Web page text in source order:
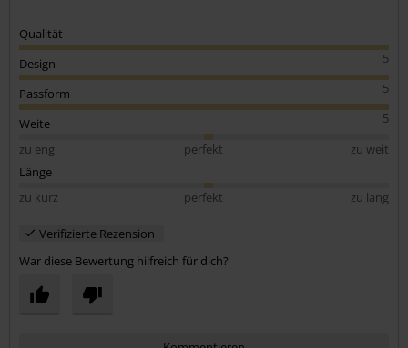
Qualität
5
Design
5
Passform
5
Weite
zu eng
perfekt
zu weit
Länge
zu kurz
perfekt zu lang
Verifizierte Rezension
War diese Bewertung hilfreich für dich?